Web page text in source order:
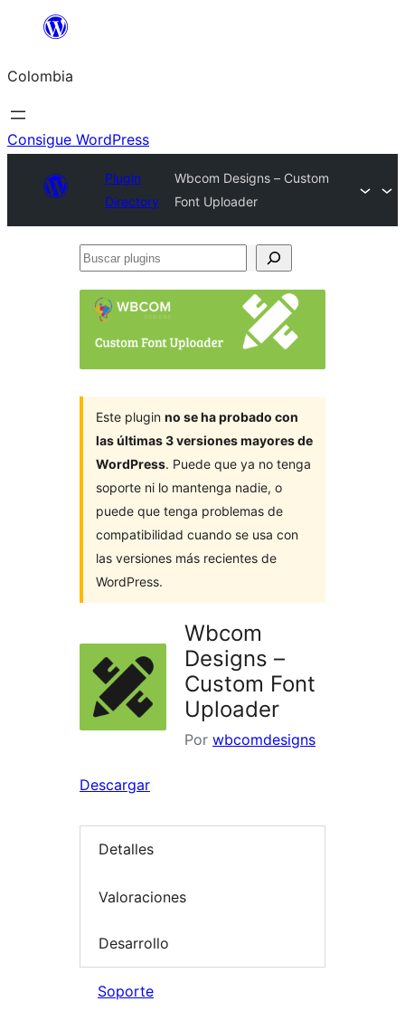
Saltar
contenido
Colombia
Consigue WordPress
Plugin
Directory
Wbcom Designs – Custom
Font Uploader
Buscar
Este plugin no se ha probado con
las últimas 3 versiones mayores de
WordPress. Puede que ya no tenga
soporte ni lo mantenga nadie, o
puede que tenga problemas de
compatibilidad cuando se usa con
las versiones más recientes de
WordPress.
Wbcom
Designs –
Custom Font
Uploader
Por wbcomdesigns
Descargar
Detalles
Valoraciones
Desarrollo
Soporte